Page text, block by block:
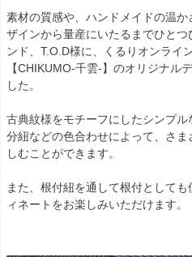
素材の質感や、ハンドメイドの温
ザインから量産にいたるまでひと
ンド、T.O.D様に、くるりオンライ
【CHIKUMO-千雲-】のオリジナル
した。
古典紋様をモチーフにしたシンプ
分紐などの色合わせによって、さ
しむことができます。
また、根付紐を通して根付として
ィネートをお楽しみいただけます。